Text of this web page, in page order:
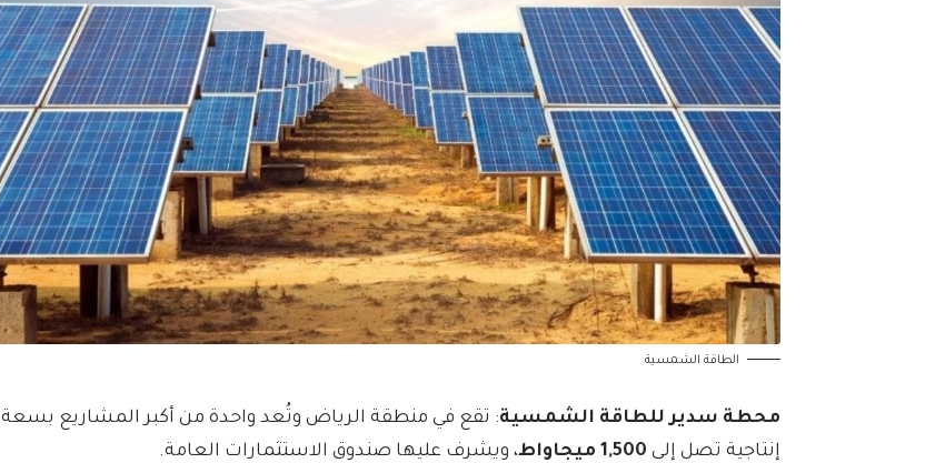
الطاقة الشمسية
محطة سدير للطاقة الشمسية: تقع في منطقة الرياض وتُعد واحدة من أكبر المشاريع بسعة
إنتاجية تصل إلى 1,500 ميجاواط ، ويشرف عليها صندوق الاستثمارات العامة.